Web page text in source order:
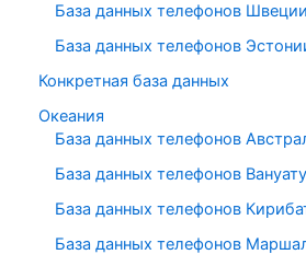
База данных телефонов Швеции
База данных телефонов
Конкретная база данных
Океания
База данных телефонов
База данных телефонов Вануату
База данных телефонов
База данных телефонов